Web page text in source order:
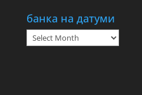
банка на датуми
банка
на